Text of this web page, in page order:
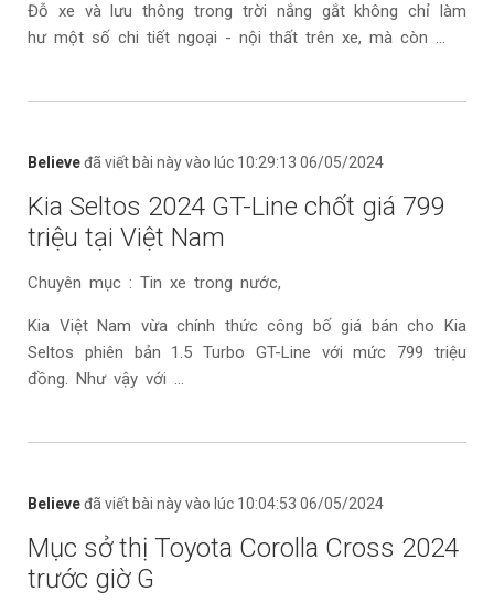
Đỗ xe và lưu thông trong trời nắng gắt không chỉ làm
hư một số chi tiết ngoại - nội thất trên xe, mà còn ...
Believeđã viết bài này vào lúc 10:29:13 06/05/2024
Kia Seltos 2024 GT-Line chốt giá 799
triệu tại Việt Nam
Chuyên mục : Tin xe trong nước,
Kia Việt Nam vừa chính thức công bố giá bán cho Kia
Seltos phiên bản 1.5 Turbo GT-Line với mức 799 triệu
đồng. Như vậy với ...
Believeđã viết bài này vào lúc 10:04:53 06/05/2024
Mục sở thị Toyota Corolla Cross 2024
trước giờ G